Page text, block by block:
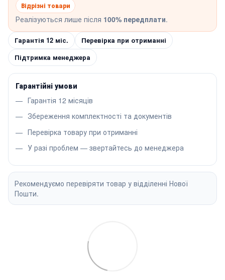
Відрізні товари
Реалізуються лише після 100% передплати.
Гарантія 12 міс.
Перевірка при отриманні
Підтримка менеджера
Гарантійні умови
Гарантія 12 місяців
Збереження комплектності та документів
Перевірка товару при отриманні
У разі проблем — звертайтесь до менеджера
Рекомендуємо перевіряти товар у відділенні Нової
Пошти.